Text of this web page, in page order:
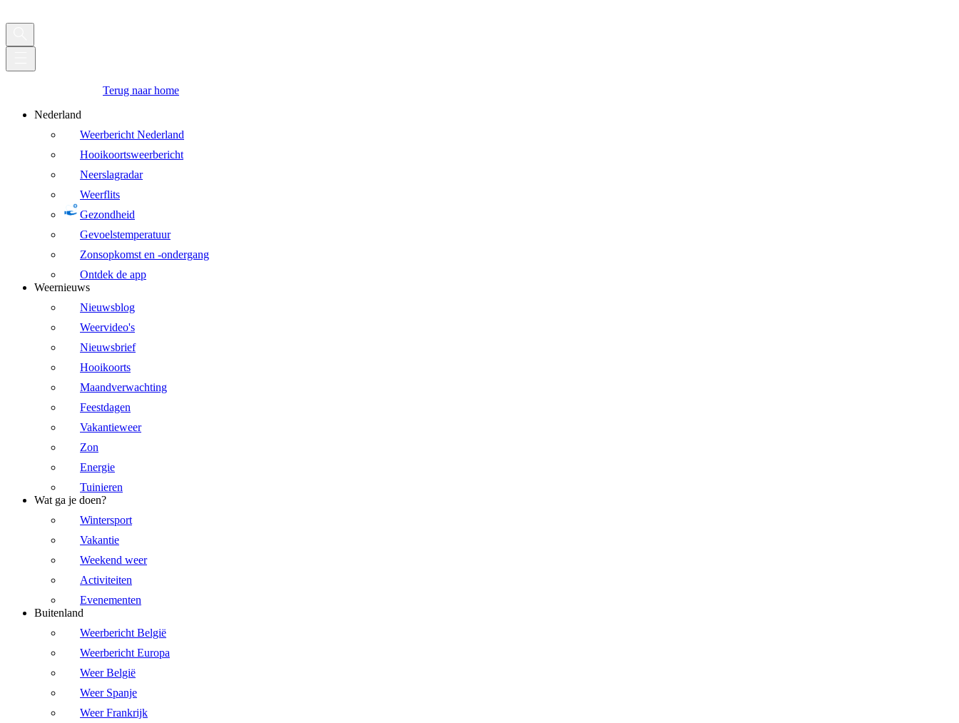
Terug naar home
Nederland
Weerbericht Nederland
Hooikoortsweerbericht
Neerslagradar
Weerflits
Gezondheid
Gevoelstemperatuur
Zonsopkomst en -ondergang
Ontdek de app
Weernieuws
Nieuwsblog
Weervideo's
Nieuwsbrief
Hooikoorts
Maandverwachting
Feestdagen
Vakantieweer
Zon
Energie
Tuinieren
Wat ga je doen?
Wintersport
Vakantie
Weekend weer
Activiteiten
Evenementen
Buitenland
Weerbericht België
Weerbericht Europa
Weer België
Weer Spanje
Weer Frankrijk